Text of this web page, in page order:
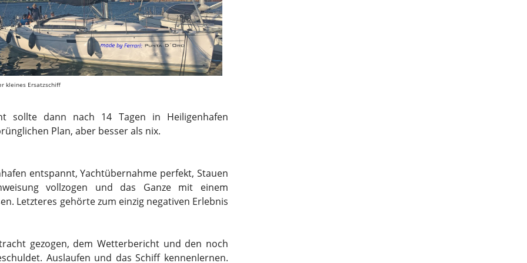
kleines Ersatzschiff
sollte dann nach 14 Tagen in Heiligenhafen
Plan, aber besser als nix.
entspannt, Yachtübernahme perfekt, Stauen
vollzogen und das Ganze mit einem
Letzteres gehörte zum einzig negativen Erlebnis
gezogen, dem Wetterbericht und den noch
Auslaufen und das Schiff kennenlernen.